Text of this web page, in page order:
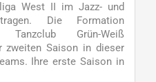
West II im Jazz- und
Die Formation
Tanzclub Grün-Weiß
zweiten Saison in dieser
Ihre erste Saison in